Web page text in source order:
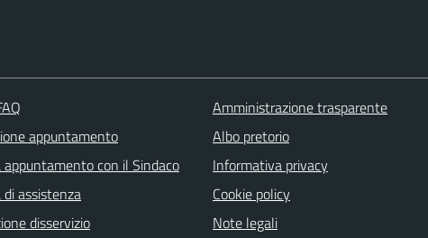
appuntamento
appuntamento con il Sindaco
assistenza
disservizio
Amministrazione trasparente
Albo pretorio
Informativa privacy
Cookie policy
Note legali